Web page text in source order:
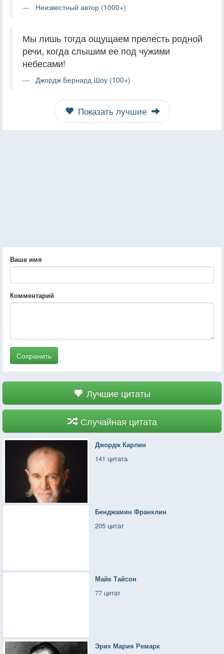
Неизвестный автор (1000+)
Мы лишь тогда ощущаем прелесть родной
речи, когда слышим ее под чужими
небесами!
Джордж Бернард Шоу (100+)
Показать лучшие
Ваше имя
Комментарий
Сохранить
Лучшие цитаты
Случайная цитата
Джордж Карлин
141 цитата
Бенджамин Франклин
205 цитат
Майк Тайсон
77 цитат
Эрих Мария Ремарк